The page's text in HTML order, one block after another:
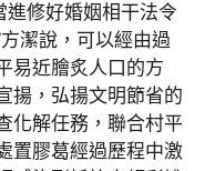
進修好婚姻相干法令
潔說，可以經由過
易近膾炙人口的方
揚，弘揚文明節省的
化解任務，聯合村平
置膠葛經過歷程中激